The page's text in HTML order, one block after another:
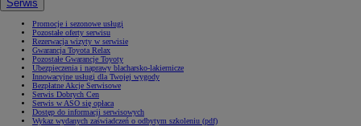
Serwis
Promocje i sezonowe usługi
Pozostałe oferty serwisu
Rezerwacja wizyty w serwisie
Gwarancja Toyota Relax
Pozostałe Gwarancje Toyoty
Ubezpieczenia i naprawy blacharsko-lakiernicze
Innowacyjne usługi dla Twojej wygody
Bezpłatne Akcje Serwisowe
Serwis Dobrych Cen
Serwis w ASO się opłaca
Dostęp do informacji serwisowych
Wykaz wydanych zaświadczeń o odbytym szkoleniu (pdf)